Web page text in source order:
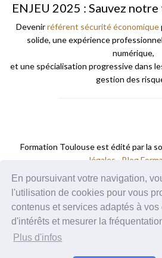
En poursuivant votre navigation,
l'utilisation de cookies pour vous
contenus et services adaptés à vos
d'intérêts et mesurer la
Plus d'infos
ENJEU 2025 : Sauvez
Devenirréférent sécurité économique
solide, une expérience
numérique,
et une spécialisation progressive dans
gestion des
Formation Toulouse est édité par la
légales
Blog
Lescentres de formationetécoles de
Formation A
Vous trouverez des